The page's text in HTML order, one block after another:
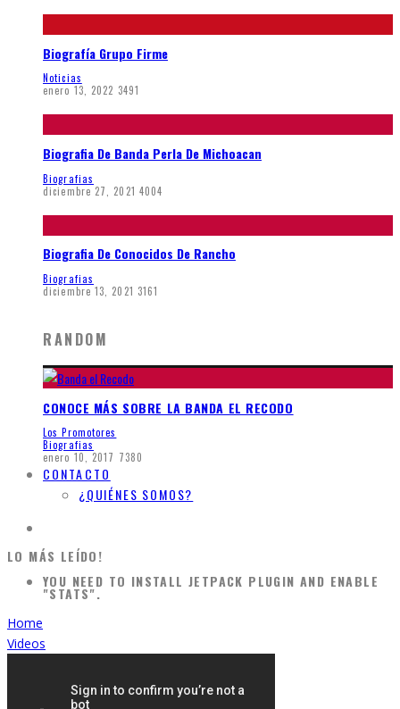
Biografía Grupo Firme
Noticias
enero 13, 2022 3491
Biografia De Banda Perla De Michoacan
Biografias
diciembre 27, 2021 4004
Biografia De Conocidos De Rancho
Biografias
diciembre 13, 2021 3161
RANDOM
CONOCE MÁS SOBRE LA BANDA EL RECODO
Los Promotores
Biografias
enero 10, 2017 7380
CONTACTO
¿QUIÉNES SOMOS?
LO MÁS LEÍDO!
YOU NEED TO INSTALL JETPACK PLUGIN AND ENABLE
"STATS".
Home
Videos